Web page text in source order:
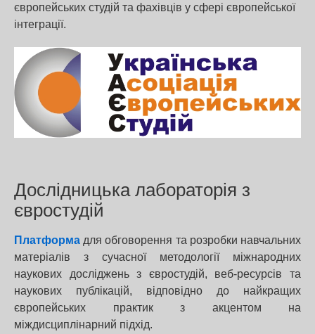
європейських студій та фахівців у сфері європейської
інтеграції.
Дослідницька лабораторія з
євростудій
Платформа для обговорення та розробки навчальних
матеріалів з сучасної методології міжнародних
наукових досліджень з євростудій, веб-ресурсів та
наукових публікацій, відповідно до найкращих
європейських практик з акцентом на
міждисциплінарний підхід.